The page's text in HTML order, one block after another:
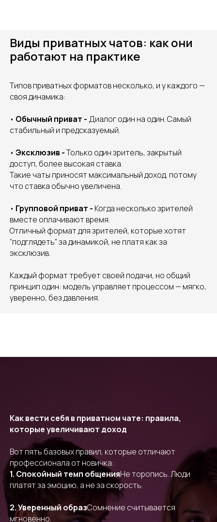
Виды приватных чатов: как они
работают на практике
Типов приватных форматов несколько, и у каждого —
своя динамика:
• Обычный приват - Диалог один на один. Самый
стабильный и предсказуемый.
• Эксклюзив -Только один зритель, закрытый
доступ, более высокая ставка.
Такие чаты приносят максимальный доход, потому
что ставка обычно увеличена.
• Групповой приват - Когда несколько зрителей
вместе оплачивают время.
Отличный формат для зрителей, которые хотят
“подглядеть” за динамикой, не платя как за
эксклюзив.
Каждый формат требует своей подачи, но общий
принцип один: модель управляет процессом — мягко,
уверенно, без давления.
Как вести себя в приватном чате: правила,
которые увеличивают доход
Вот пять базовых правил, которые отличают
профессионала от новичка:
1. Спокойный темп общенияНе торопись. Люди
платят за эмоцию, а не за скорость.
2. Уверенный образСомнение считывается
мгновенно.